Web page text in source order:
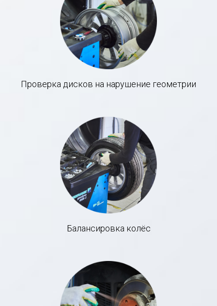
Проверка дисков на нарушение геометрии
Балансировка колёс